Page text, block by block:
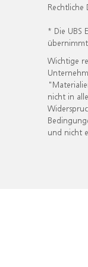
* Die UBS
Wichtige
nicht in
und nicht